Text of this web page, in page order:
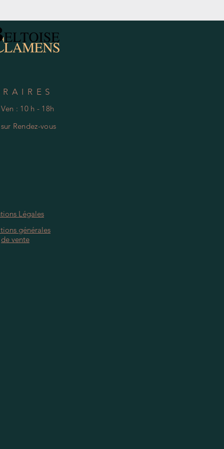
: 10 h - 18h
sur Rendez-vous
Légales
générales
de vente